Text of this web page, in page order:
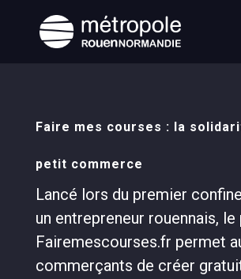
Faire mes courses : la
petit commerce
Lancé lors du premier
un entrepreneur rouennais,
Fairemescourses.fr permet
commerçants de créer